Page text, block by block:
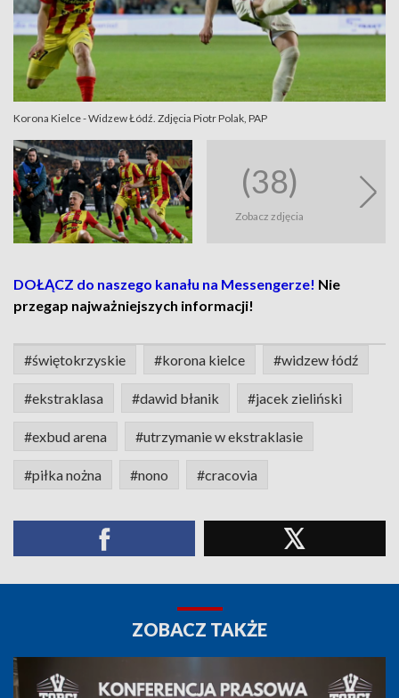
Korona Kielce - Widzew Łódź. Zdjęcia Piotr Polak, PAP
(38)
Zobacz zdjęcia
DOŁĄCZ do naszego kanału na Messengerze! Nie
przegap najważniejszych informacji!
#świętokrzyskie #korona kielce #widzew łódź
#ekstraklasa #dawid błanik #jacek zieliński
#exbud arena #utrzymanie w ekstraklasie
#piłka nożna #nono #cracovia
ZOBACZ TAKŻE